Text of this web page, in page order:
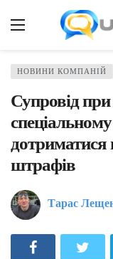
НОВИНИ КОМПАНІЙ
Супровід
дотриматися
штрафів
Тарас